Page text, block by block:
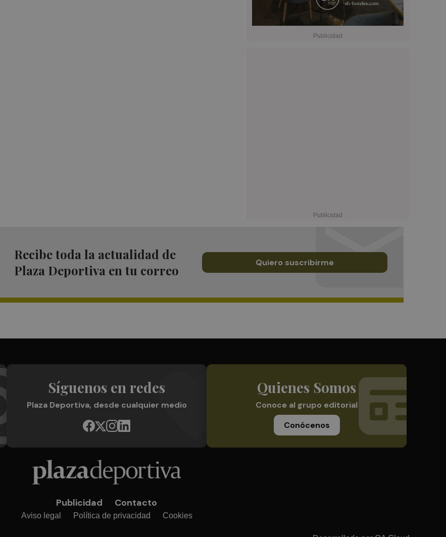
Recibe toda la actualidad de
Plaza Deportiva en tu correo
Quiero suscribirme
Síguenos en redes
Plaza Deportiva, desde cualquier medio
Quienes Somos
Conoce al grupo editorial
Conócenos
Publicidad Contacto
Aviso legal Política de privacidad Cookies